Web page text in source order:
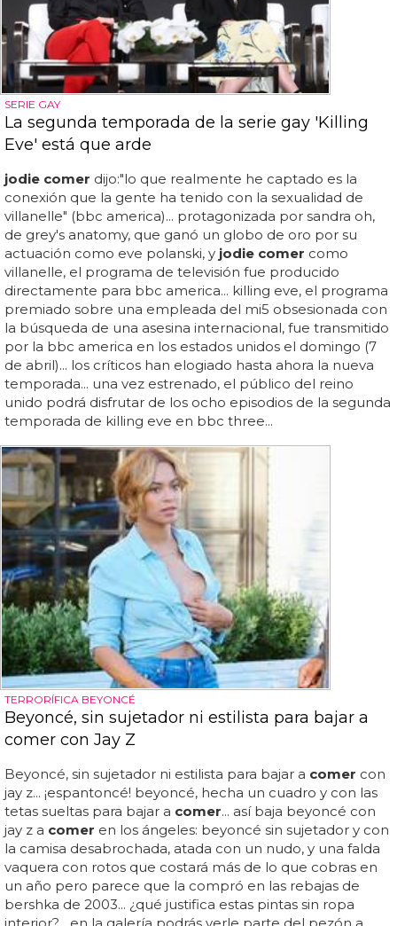
SERIE GAY
La segunda temporada de la serie gay 'Killing
Eve' está que arde
jodie comer dijo:"lo que realmente he captado es la
conexión que la gente ha tenido con la sexualidad de
villanelle" (bbc america)... protagonizada por sandra oh,
de grey's anatomy, que ganó un globo de oro por su
actuación como eve polanski, y jodie comer como
villanelle, el programa de televisión fue producido
directamente para bbc america... killing eve, el programa
premiado sobre una empleada del mi5 obsesionada con
la búsqueda de una asesina internacional, fue transmitido
por la bbc america en los estados unidos el domingo (7
de abril)... los críticos han elogiado hasta ahora la nueva
temporada... una vez estrenado, el público del reino
unido podrá disfrutar de los ocho episodios de la segunda
temporada de killing eve en bbc three...
TERRORÍFICA BEYONCÉ
Beyoncé, sin sujetador ni estilista para bajar a
comer con Jay Z
Beyoncé, sin sujetador ni estilista para bajar a comer con
jay z... ¡espantoncé! beyoncé, hecha un cuadro y con las
tetas sueltas para bajar a comer... así baja beyoncé con
jay z a comer en los ángeles: beyoncé sin sujetador y con
la camisa desabrochada, atada con un nudo, y una falda
vaquera con rotos que costará más de lo que cobras en
un año pero parece que la compró en las rebajas de
bershka de 2003... ¿qué justifica estas pintas sin ropa